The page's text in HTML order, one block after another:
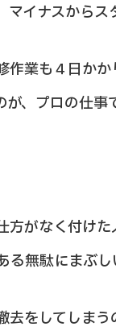
イナスから
業も４日かか
、プロの仕事
がなく付けた
る無駄にまぶ
をしてしま